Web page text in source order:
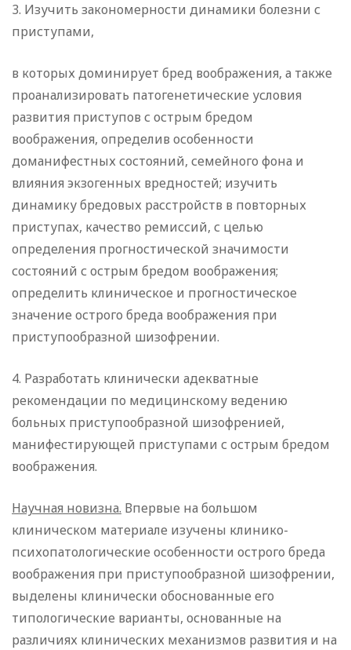
3. Изучить закономерности динамики болезни с
приступами,
в которых доминирует бред воображения, а также
проанализировать патогенетические условия
развития приступов с острым бредом
воображения, определив особенности
доманифестных состояний, семейного фона и
влияния экзогенных вредностей; изучить
динамику бредовых расстройств в повторных
приступах, качество ремиссий, с целью
определения прогностической значимости
состояний с острым бредом воображения;
определить клиническое и прогностическое
значение острого бреда воображения при
приступообразной шизофрении.
4. Разработать клинически адекватные
рекомендации по медицинскому ведению
больных приступообразной шизофренией,
манифестирующей приступами с острым бредом
воображения.
Научная новизна. Впервые на большом
клиническом материале изучены клинико-
психопатологические особенности острого бреда
воображения при приступообразной шизофрении,
выделены клинически обоснованные его
типологические варианты, основанные на
различиях клинических механизмов развития и на